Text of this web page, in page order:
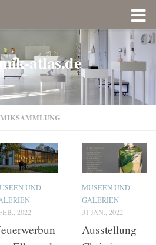
atlas.de
UND
2022
MUSEEN UND
GALERIEN
31 JAN., 2022
Ausstellung